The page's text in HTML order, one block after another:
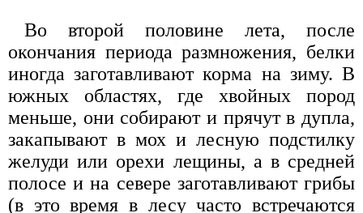
Во второй половине лета, после
окончания периода размножения, белки
иногда заготавливают корма на зиму. В
южных областях, где хвойных пород
меньше, они собирают и прячут в дупла,
закапывают в мох и лесную подстилку
желуди или орехи лещины, а в средней
полосе и на севере заготавливают грибы
(в это время в лесу часто встречаются